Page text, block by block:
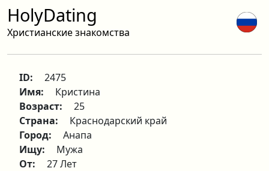
HolyDating
Христианские знакомства
ID:
2475
Имя:
Кристина
Возраст:
25
Страна:
Краснодарский край
Город:
Анапа
Ищу:
Мужа
От:
27 Лет